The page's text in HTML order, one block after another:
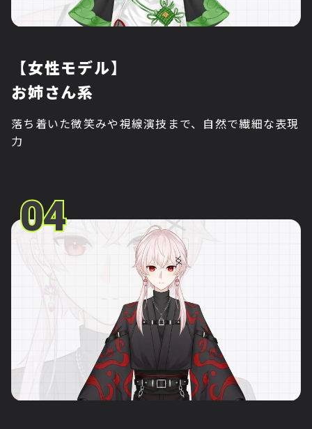
【女性モデル】
お姉さん系
落ち着いた微笑みや視線演技まで、自然で繊細な表現
力
04
04